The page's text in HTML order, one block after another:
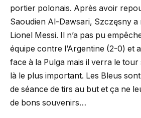
portier polonais. Après avoir
Saoudien Al-Dawsari, Szczęsny
Lionel Messi. Il n’a pas pu
équipe contre l’Argentine (2-0) et
face à la Pulga mais il verra le tour
là le plus important. Les Bleus
de séance de tirs au but et ça ne
de bons souvenirs…